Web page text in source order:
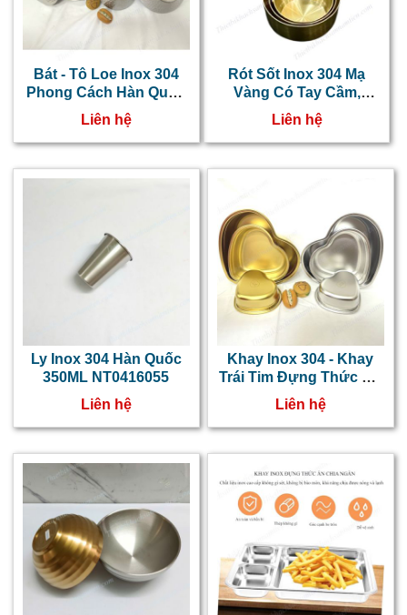
Bát - Tô Loe Inox 304
Phong Cách Hàn Quốc
NT0416012
Liên hệ
Rót Sốt Inox 304 Mạ
Vàng Có Tay Cầm,
Chén Đựng Sốt Hàn
Quốc
Liên hệ
Ly Inox 304 Hàn Quốc
350ML NT0416055
Liên hệ
Khay Inox 304 - Khay
Trái Tim Đựng Thức Ăn
NT04156016
Liên hệ